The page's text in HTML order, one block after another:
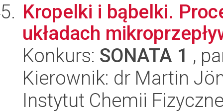
Kropelki i bąbelki.
układach
Konkurs: SONATA 1 ,
Kierownik: dr Martin
Instytut Chemii